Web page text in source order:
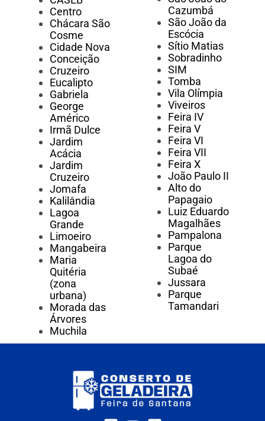
Centro
Chácara São
Cosme
Cidade Nova
Conceição
Cruzeiro
Eucalipto
Gabriela
George
Américo
Irmã Dulce
Jardim
Acácia
Jardim
Cruzeiro
Jomafa
Kalilândia
Lagoa
Grande
Limoeiro
Mangabeira
Maria
Quitéria
(zona
urbana)
Morada das
Árvores
Muchila
Cazumbá
São João da
Escócia
Sítio Matias
Sobradinho
SIM
Tomba
Vila Olímpia
Viveiros
Feira IV
Feira V
Feira VI
Feira VII
Feira X
João Paulo II
Alto do
Papagaio
Luiz Eduardo
Magalhães
Pampalona
Parque
Lagoa do
Subaé
Jussara
Parque
Tamandari